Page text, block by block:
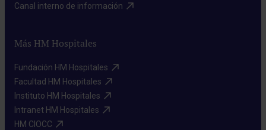
Canal interno de información​
Más HM Hospitales
Fundación HM Hospitales​
Facultad HM Hospitales​
Instituto HM Hospitales​
Intranet HM Hospitales​
HM CIOCC​